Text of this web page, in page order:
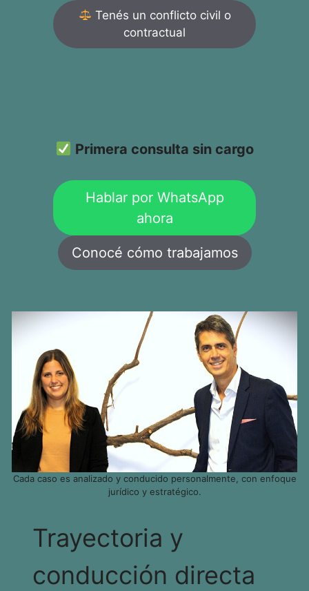
Tenés un conflicto civil o
contractual
Primera consulta sin cargo
Hablar por WhatsApp
ahora
Conocé cómo trabajamos
Cada caso es analizado y conducido personalmente, con enfoque
jurídico y estratégico.
Trayectoria y
conducción directa